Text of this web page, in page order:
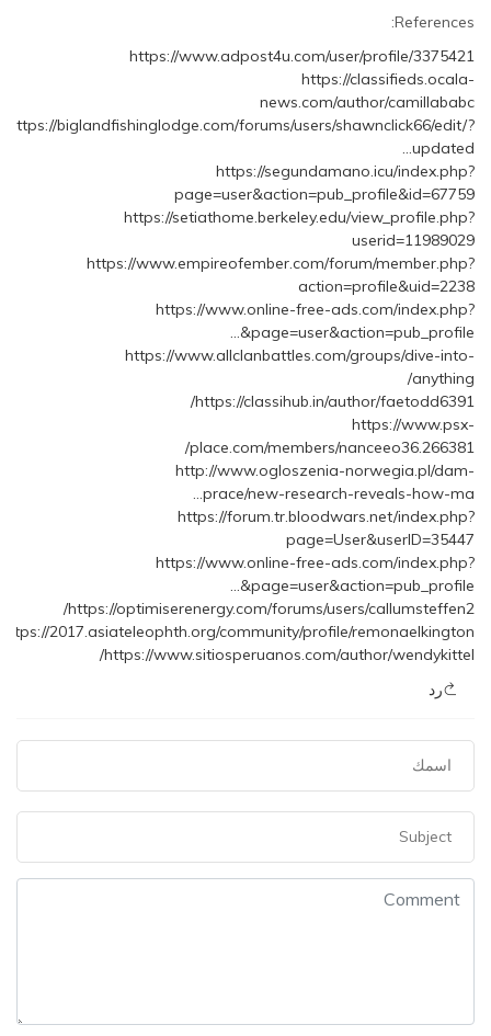
References:
https://www.adpost4u.com/user/profile/3375421
https://classifieds.ocala-
news.com/author/camillababc
https://biglandfishinglodge.com/forums/users/shawnclick66/edit/?
updated…
https://segundamano.icu/index.php?
page=user&action=pub_profile&id=67759
https://setiathome.berkeley.edu/view_profile.php?
userid=11989029
https://www.empireofember.com/forum/member.php?
action=profile&uid=2238
https://www.online-free-ads.com/index.php?
page=user&action=pub_profile&…
https://www.allclanbattles.com/groups/dive-into-
anything/
https://classihub.in/author/faetodd6391/
https://www.psx-
place.com/members/nanceeo36.266381/
http://www.ogloszenia-norwegia.pl/dam-
prace/new-research-reveals-how-ma…
https://forum.tr.bloodwars.net/index.php?
page=User&userID=35447
https://www.online-free-ads.com/index.php?
page=user&action=pub_profile&…
https://optimiserenergy.com/forums/users/callumsteffen2/
https://2017.asiateleophth.org/community/profile/remonaelkington/
https://www.sitiosperuanos.com/author/wendykittel/
رد